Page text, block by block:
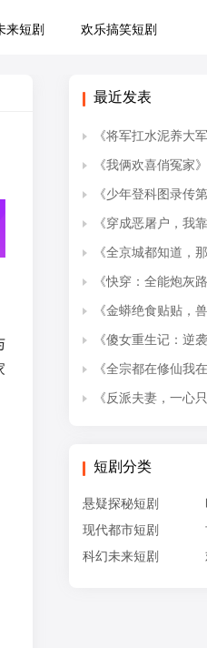
来短剧 欢乐搞笑短剧
最近发表
《将军扛水泥养大军第二季》
《我俩欢喜俏冤家》（60
《少年登科图录传第三季》
《穿成恶屠户，我靠异能名扬全
《全京城都知道，那对父女是双坑第
《快穿：全能炮灰路人》（
《金蟒绝食贴贴，兽医一句话我浑
《傻女重生记：逆袭好年华》（
《全宗都在修仙我在修宗门第二季
《反派夫妻，一心只想苟全性命
短剧分类
悬疑探秘短剧
现代都市短剧
科幻未来短剧